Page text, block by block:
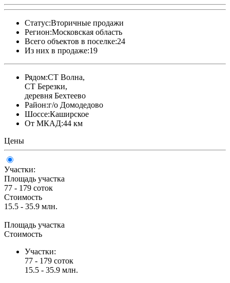
Статус:Вторичные продажи
Регион:Московская область
Всего объектов в поселке:24
Из них в продаже:19
Рядом:СТ Волна,
СТ Березки,
деревня Бехтеево
Район:г/о Домодедово
Шоссе:Каширское
От МКАД:44 км
Цены
Участки:
Площадь участка
77 - 179 соток
Стоимость
15.5 - 35.9 млн.
Площадь участка
Стоимость
Участки:
77 - 179 соток
15.5 - 35.9 млн.